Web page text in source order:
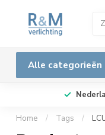
Alle categorieën
Home / Tags /